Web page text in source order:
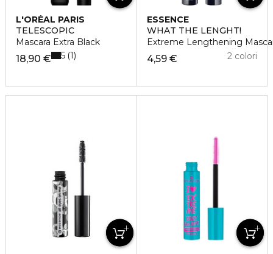
L'ORÉAL PARIS
TELESCOPIC
Mascara Extra Black
18,90 € 5 1
ESSENCE
WHAT THE LENGHT!
Extreme Lengthening
4,59 € 2 colori